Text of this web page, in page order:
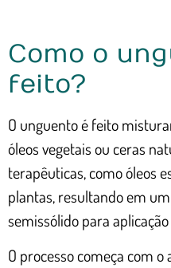
Como o
feito?
O unguento é feito
óleos vegetais ou ceras
terapêuticas, como óleos
plantas, resultando em
semissólido para
O processo começa com